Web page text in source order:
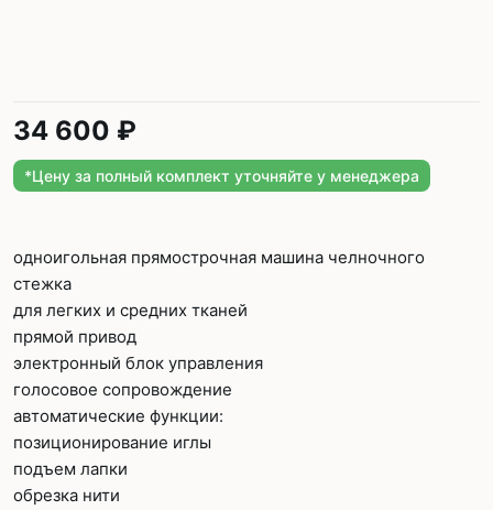
34 600 ₽
*Цену за полный комплект уточняйте у менеджера
одноигольная прямострочная машина челночного
стежка
для легких и средних тканей
прямой привод
электронный блок управления
голосовое сопровождение
автоматические функции:
позиционирование иглы
подъем лапки
обрезка нити